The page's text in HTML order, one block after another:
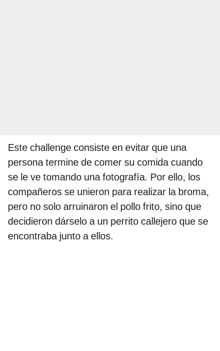
Este challenge consiste en evitar que una
persona termine de comer su comida cuando
se le ve tomando una fotografía. Por ello, los
compañeros se unieron para realizar la broma,
pero no solo arruinaron el pollo frito, sino que
decidieron dárselo a un perrito callejero que se
encontraba junto a ellos.